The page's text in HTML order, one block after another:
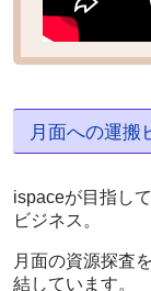
月面への運搬
ispaceが目指し
ビジネス。
月面の資源探査
結しています。